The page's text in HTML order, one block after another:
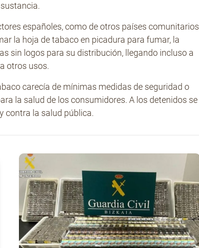
españoles, como de otros países comunitarios
la hoja de tabaco en picadura para fumar, la
sin logos para su distribución, llegando incluso a
otros usos.
carecía de mínimas medidas de seguridad o
la salud de los consumidores. A los detenidos se
contra la salud pública.